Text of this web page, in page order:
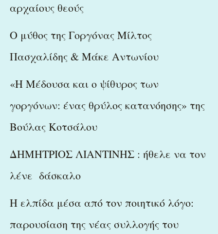
αρχαίους θεούς
Ο μύθος της Γοργόνας Μίλτος
Πασχαλίδης & Μάκε Αντωνίου
«Η Μέδουσα και ο ψίθυρος των
γοργόνων: ένας θρύλος κατανόησης» της
Βούλας Κοτσάλου
ΔΗΜΗΤΡΙΟΣ ΛΙΑΝΤΙΝΗΣ : ήθελε να τον
λένε δάσκαλο
Η ελπίδα μέσα από τον ποιητικό λόγο:
παρουσίαση της νέας συλλογής του